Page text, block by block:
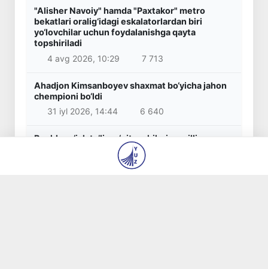
"Alisher Navoiy" hamda "Paxtakor" metro
bekatlari oralig‘idagi eskalatorlardan biri
yo‘lovchilar uchun foydalanishga qayta
topshiriladi
4 avg 2026, 10:29
7 713
Ahadjon Kimsanboyev shaxmat bo‘yicha jahon
chempioni bo‘ldi
31 iyl 2026, 14:44
6 640
Boshlang‘ich ta’lim o‘qituvchilariga milliy
sertifikat berish bo‘yicha imtihonlarni o‘tkazish